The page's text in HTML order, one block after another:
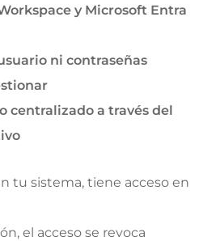
y Microsoft Entra
ni contraseñas
centralizado a través del
tu sistema, tiene acceso en
el acceso se revoca